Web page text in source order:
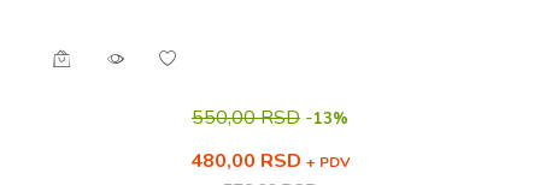
550,00 RSD -13%
480,00 RSD + PDV